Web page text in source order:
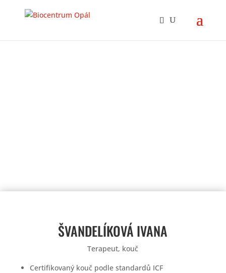
ŠVANDELÍKOVÁ IVANA
Terapeut, kouč
Certifikovaný kouč podle standardů ICF